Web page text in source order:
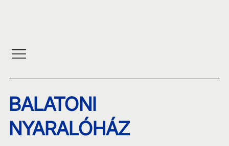
BALATONI
NYARALÓHÁZ